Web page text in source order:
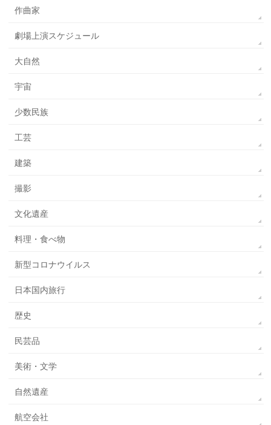
作曲家
劇場上演スケジュール
大自然
宇宙
少数民族
工芸
建築
撮影
文化遺産
料理・食べ物
新型コロナウイルス
日本国内旅行
歴史
民芸品
美術・文学
自然遺産
航空会社